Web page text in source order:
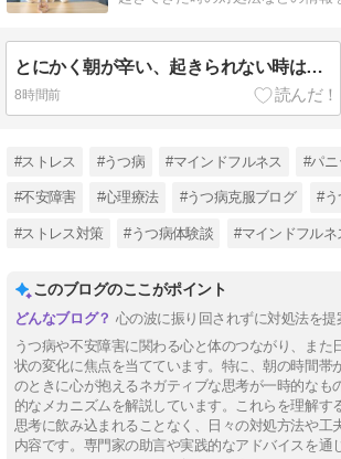
とにかく朝が辛い、起きられない時はどうするのか。
8時間前
#ストレス #うつ病 #マインドフルネス #パニ
#不安障害 #心理療法 #うつ病克服ブログ #う
#ストレス対策 #うつ病体験談 #マインドフルネ
このブログのここがポイント
心の波に振り回されずに対処法を提
うつ病や不安障害に関わる心と体のつながり、また
状の変化に焦点を当てています。特に、朝の時間帯
のときに心が抱えるネガティブな思考が一時的なも
的なメカニズムを解説しています。これらを理解す
思考に飲み込まれることなく、日々の対処方法や工
内容です。専門家の助言や実践的なアドバイスを通